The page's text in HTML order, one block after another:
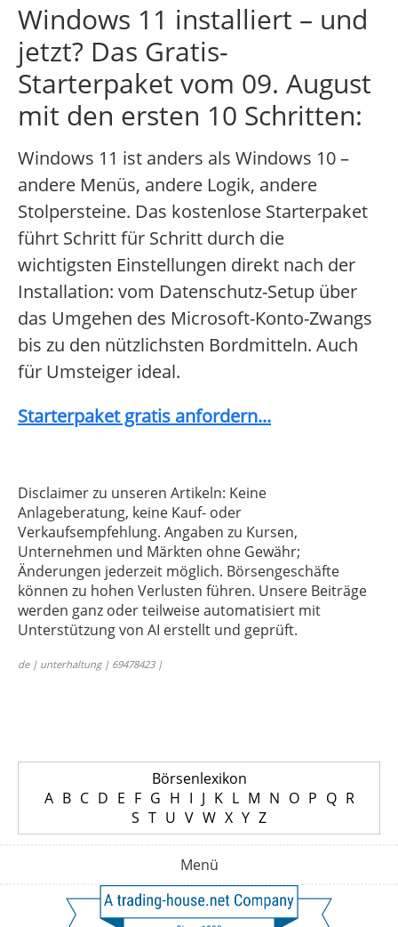
Windows 11 installiert – und
jetzt? Das Gratis-
Starterpaket vom 09. August
mit den ersten 10 Schritten:
Windows 11 ist anders als Windows 10 –
andere Menüs, andere Logik, andere
Stolpersteine. Das kostenlose Starterpaket
führt Schritt für Schritt durch die
wichtigsten Einstellungen direkt nach der
Installation: vom Datenschutz-Setup über
das Umgehen des Microsoft-Konto-Zwangs
bis zu den nützlichsten Bordmitteln. Auch
für Umsteiger ideal.
Starterpaket gratis anfordern...
Disclaimer zu unseren Artikeln: Keine
Anlageberatung, keine Kauf- oder
Verkaufsempfehlung. Angaben zu Kursen,
Unternehmen und Märkten ohne Gewähr;
Änderungen jederzeit möglich. Börsengeschäfte
können zu hohen Verlusten führen. Unsere Beiträge
werden ganz oder teilweise automatisiert mit
Unterstützung von AI erstellt und geprüft.
de | unterhaltung | 69478423 |
Börsenlexikon
A B C D E F G H I J K L M N O P Q R
S T U V W X Y Z
Menü